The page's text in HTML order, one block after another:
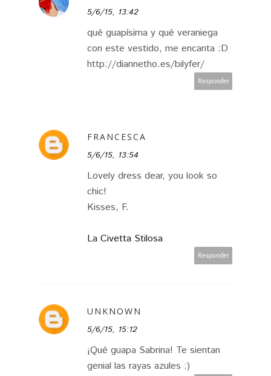
5/6/15, 13:42
qué guapísima y qué veraniega
con este vestido, me encanta :D
http://diannetho.es/bilyfer/
Responder
FRANCESCA
5/6/15, 13:54
Lovely dress dear, you look so
chic!
Kisses, F.
La Civetta Stilosa
Responder
UNKNOWN
5/6/15, 15:12
¡Qué guapa Sabrina! Te sientan
genial las rayas azules :)